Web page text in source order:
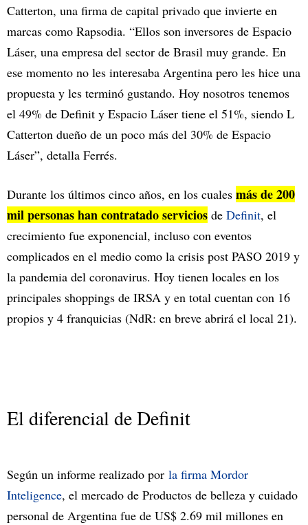
Catterton, una firma de capital privado que invierte en
marcas como Rapsodia. “Ellos son inversores de Espacio
Láser, una empresa del sector de Brasil muy grande. En
ese momento no les interesaba Argentina pero les hice una
propuesta y les terminó gustando. Hoy nosotros tenemos
el 49% de Definit y Espacio Láser tiene el 51%, siendo L
Catterton dueño de un poco más del 30% de Espacio
Láser”, detalla Ferrés.
Durante los últimos cinco años, en los cuales más de 200
mil personas han contratado servicios de Definit, el
crecimiento fue exponencial, incluso con eventos
complicados en el medio como la crisis post PASO 2019 y
la pandemia del coronavirus. Hoy tienen locales en los
principales shoppings de IRSA y en total cuentan con 16
propios y 4 franquicias (NdR: en breve abrirá el local 21).
El diferencial de Definit
Según un informe realizado por la firma Mordor
Inteligence, el mercado de Productos de belleza y cuidado
personal de Argentina fue de US$ 2.69 mil millones en